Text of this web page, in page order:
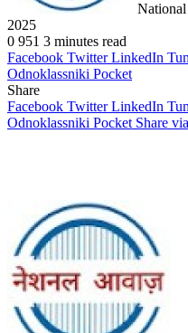
2025
0 951 3 minutes read
Facebook Twitter LinkedIn
Odnoklassniki Pocket
Share
Facebook Twitter LinkedIn
Odnoklassniki Pocket Share